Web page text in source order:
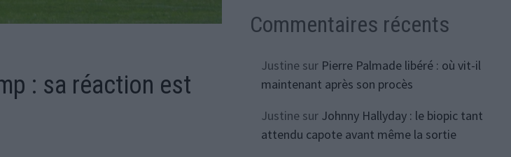
: sa réaction est
Commentaires récents
Justinesur Pierre Palmade libéré : où vit-il
maintenant après son procès
Justinesur Johnny Hallyday : le biopic tant
attendu capote avant même la sortie